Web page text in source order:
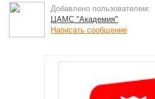
Добавлено пользователем:
ЦАМС "Академия"
Написать сообщение